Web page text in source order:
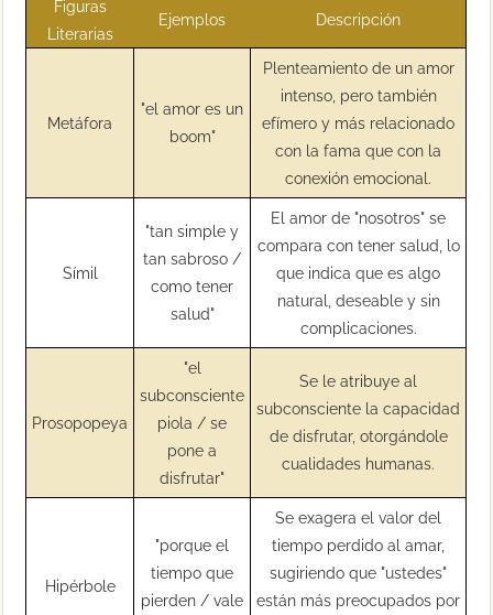
Figuras
Literarias
Ejemplos Descripción
Metáfora
"el amor es un
boom"
Plenteamiento de un amor
intenso, pero también
efímero y más relacionado
con la fama que con la
conexión emocional.
Símil
"tan simple y
tan sabroso /
como tener
salud"
El amor de "nosotros" se
compara con tener salud, lo
que indica que es algo
natural, deseable y sin
complicaciones.
Prosopopeya
"el
subconsciente
piola / se
pone a
disfrutar"
Se le atribuye al
subconsciente la capacidad
de disfrutar, otorgándole
cualidades humanas.
Hipérbole
"porque el
tiempo que
pierden / vale
Se exagera el valor del
tiempo perdido al amar,
sugiriendo que "ustedes"
están más preocupados por